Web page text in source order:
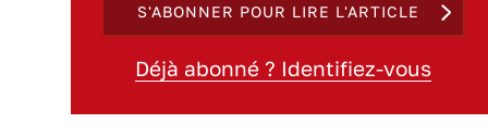
S'ABONNER POUR LIRE L'ARTICLE
Déjà abonné ? Identifiez-vous